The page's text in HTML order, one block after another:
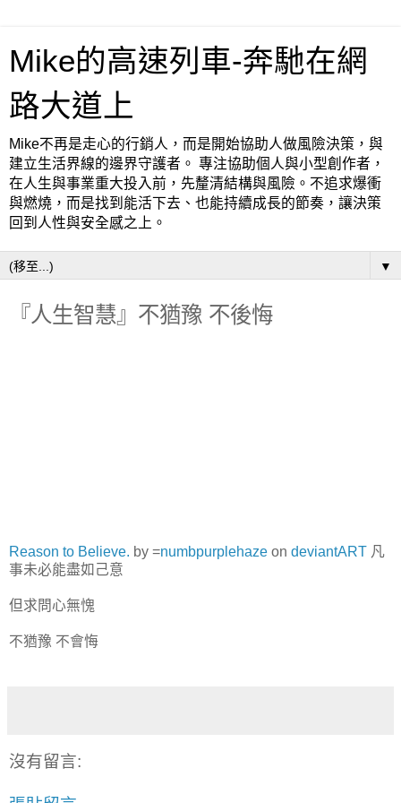
Mike的高速列車-奔馳在網
路大道上
Mike不再是走心的行銷人，而是開始協助人做風險決策，與
建立生活界線的邊界守護者。 專注協助個人與小型創作者，
在人生與事業重大投入前，先釐清結構與風險。不追求爆衝
與燃燒，而是找到能活下去、也能持續成長的節奏，讓決策
回到人性與安全感之上。
▼
『人生智慧』不猶豫 不後悔
Reason to Believe. by =numbpurplehaze on deviantART 凡
事未必能盡如己意
但求問心無愧
不猶豫 不會悔
沒有留言: